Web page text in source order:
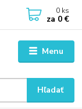
Menu
Hľadať
0 ks
za 0 €